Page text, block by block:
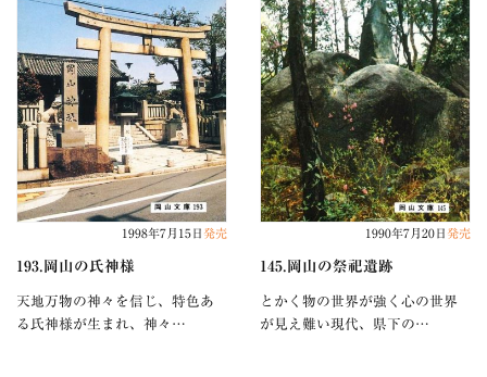
1998年7月15日 発売
193.岡山の氏神様
天地万物の神々を信じ、特色あ
る氏神様が生まれ、神々…
1990年7月20日 発売
145.岡山の祭祀遺跡
とかく物の世界が強く心の世界
が見え難い現代、県下の…